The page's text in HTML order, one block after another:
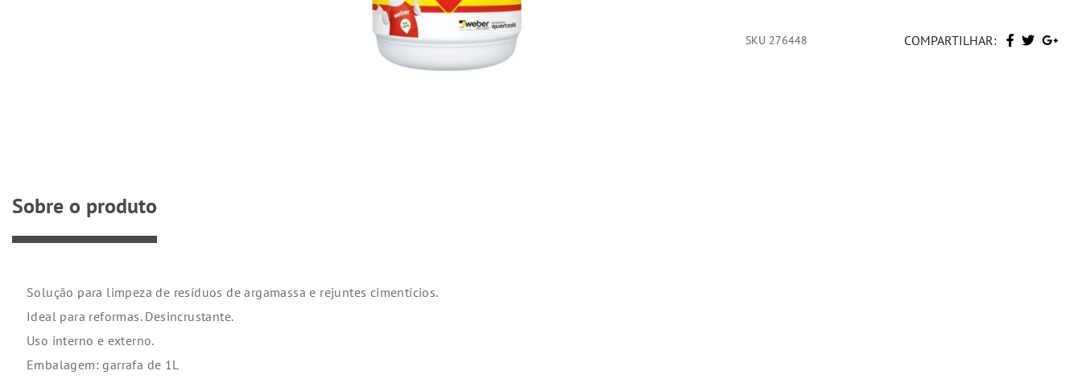
SKU 276448 COMPARTILHAR:
Sobre o produto
Solução para limpeza de resíduos de argamassa e rejuntes cimentícios.
Ideal para reformas. Desincrustante.
Uso interno e externo.
Embalagem: garrafa de 1L